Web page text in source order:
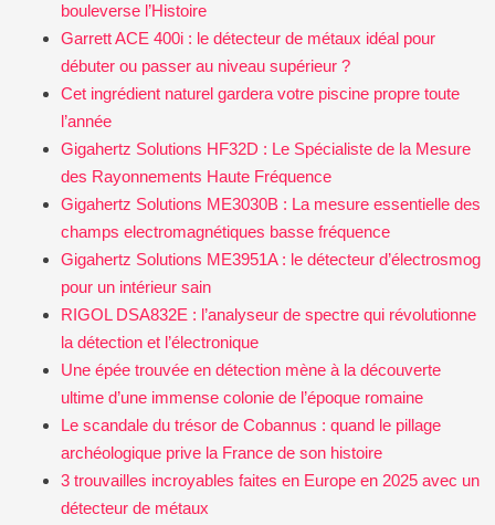
bouleverse l’Histoire
Garrett ACE 400i : le détecteur de métaux idéal pour
débuter ou passer au niveau supérieur ?
Cet ingrédient naturel gardera votre piscine propre toute
l’année
Gigahertz Solutions HF32D : Le Spécialiste de la Mesure
des Rayonnements Haute Fréquence
Gigahertz Solutions ME3030B : La mesure essentielle des
champs electromagnétiques basse fréquence
Gigahertz Solutions ME3951A : le détecteur d’électrosmog
pour un intérieur sain
RIGOL DSA832E : l’analyseur de spectre qui révolutionne
la détection et l’électronique
Une épée trouvée en détection mène à la découverte
ultime d’une immense colonie de l’époque romaine
Le scandale du trésor de Cobannus : quand le pillage
archéologique prive la France de son histoire
3 trouvailles incroyables faites en Europe en 2025 avec un
détecteur de métaux